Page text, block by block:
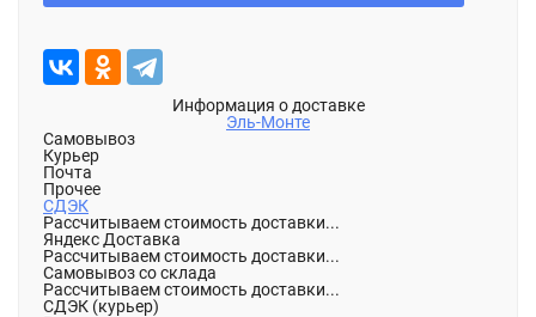
Информация о доставке
Эль-Монте
Самовывоз
Курьер
Почта
Прочее
СДЭК
Рассчитываем стоимость доставки...
Яндекс Доставка
Рассчитываем стоимость доставки...
Самовывоз со склада
Рассчитываем стоимость доставки...
СДЭК (курьер)